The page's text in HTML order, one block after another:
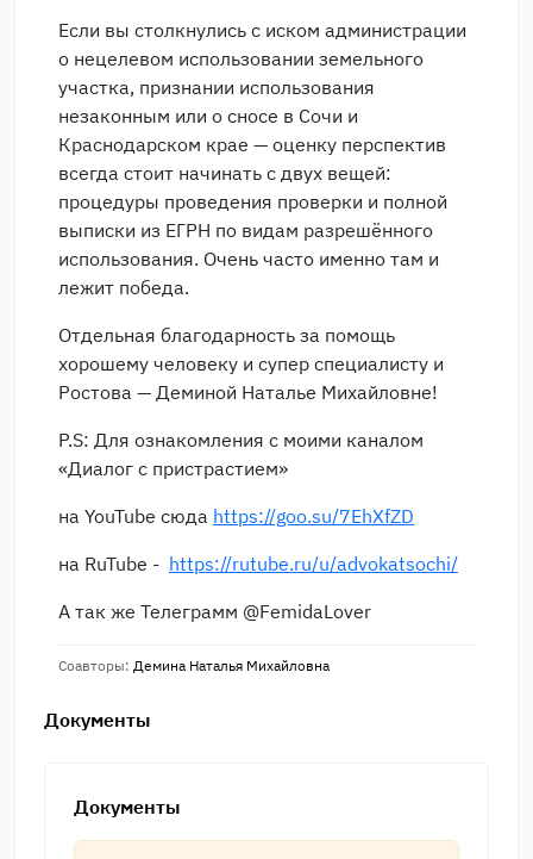
Если вы столкнулись с иском администрации
о нецелевом использовании земельного
участка, признании использования
незаконным или о сносе в Сочи и
Краснодарском крае — оценку перспектив
всегда стоит начинать с двух вещей:
процедуры проведения проверки и полной
выписки из ЕГРН по видам разрешённого
использования. Очень часто именно там и
лежит победа.
Отдельная благодарность за помощь
хорошему человеку и супер специалисту и
Ростова — Деминой Наталье Михайловне!
P.S: Для ознакомления с моими каналом
«Диалог с пристрастием»
на YouTube сюда https://goo.su/7EhXfZD
на RuTube - https://rutube.ru/u/advokatsochi/
А так же Телеграмм @FemidaLover
Соавторы: Демина Наталья Михайловна
Документы
Документы